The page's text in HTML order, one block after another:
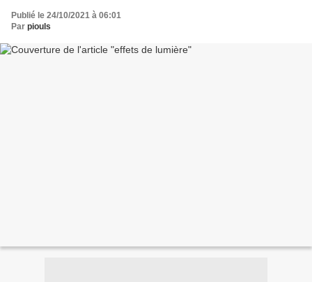
Publié le 24/10/2021 à 06:01
Par piouls